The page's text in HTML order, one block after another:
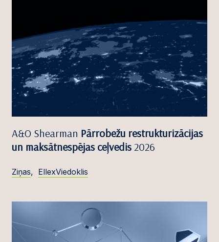
A&O Shearman Pārrobežu restrukturizācijas
un maksātnespējas ceļvedis 2026
Ziņas, EllexViedoklis